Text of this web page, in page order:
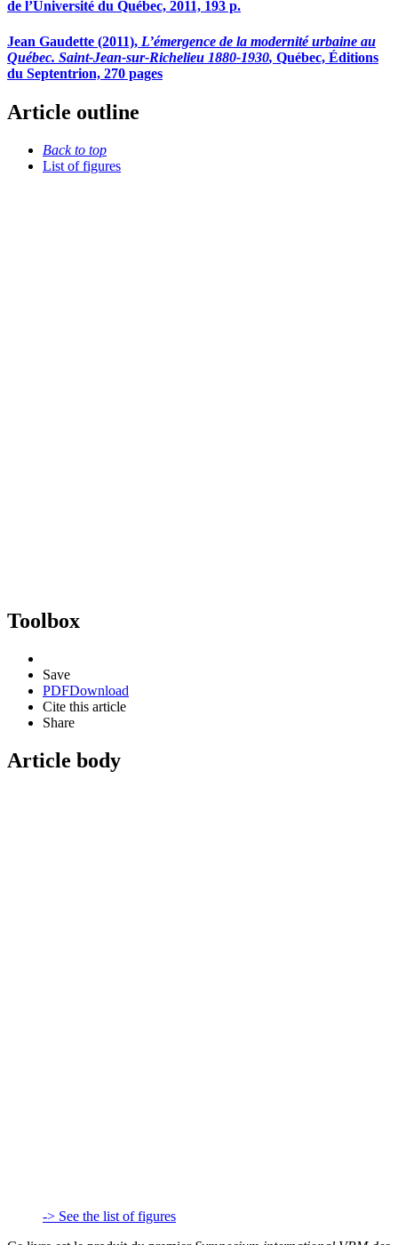
de l’Université du Québec, 2011, 193 p.
Jean Gaudette (2011), L’émergence de la modernité urbaine au
Québec. Saint-Jean-sur-Richelieu 1880-1930, Québec, Éditions
du Septentrion, 270 pages
Article outline
Back to top
List of figures
Toolbox
Save
PDFDownload
Cite this article
Share
Article body
-> See the list of figures